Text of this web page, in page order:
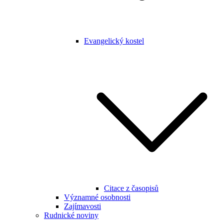
Evangelický kostel
Citace z časopisů
Významné osobnosti
Zajímavosti
Rudnické noviny